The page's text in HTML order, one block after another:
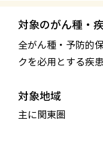
対象のがん種・
全がん種・予防的
クを必用とする疾患
対象地域
主に関東圏